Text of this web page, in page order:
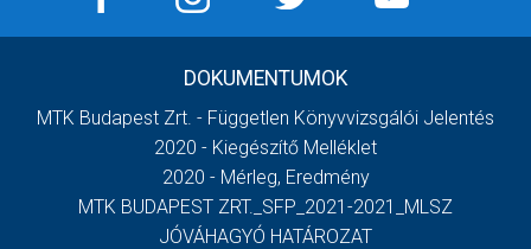
DOKUMENTUMOK
MTK Budapest Zrt. - Független Könyvvizsgálói Jelentés
2020 - Kiegészítő Melléklet
2020 - Mérleg, Eredmény
MTK BUDAPEST ZRT._SFP_2021-2021_MLSZ
JÓVÁHAGYÓ HATÁROZAT